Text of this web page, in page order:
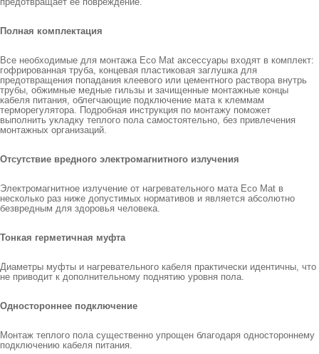
Полная комплектация
Все необходимые для монтажа Есо Mat аксессуары входят в комплект:
гофрированная труба, концевая пластиковая заглушка для
предотвращения попадания клеевого или цементного раствора внутрь
трубы, обжимные медные гильзы и зачищенные монтажные концы
кабеля питания, облегчающие подключение мата к клеммам
терморегулятора. Подробная инструкция по монтажу поможет
выполнить укладку теплого пола самостоятельно, без привлечения
монтажных организаций.
Отсутствие вредного электромагнитного излучения
Электромагнитное излучение от нагревательного мата Eco Mat в
несколько раз ниже допустимых нормативов и является абсолютно
безвредным для здоровья человека.
Тонкая герметичная муфта
Диаметры муфты и нагревательного кабеля практически идентичны, что
не приводит к дополнительному поднятию уровня пола.
Одностороннее подключение
Монтаж теплого пола существенно упрощен благодаря одностороннему
подключению кабеля питания.